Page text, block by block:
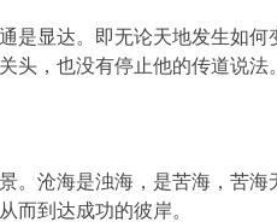
显达。即无论天地发生如何
头，也没有停止他的传道说法。
沧海是浊海，是苦海，苦海
而到达成功的彼岸。